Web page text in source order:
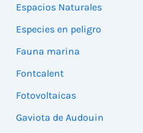
Espacios Naturales
Especies en peligro
Fauna marina
Fontcalent
Fotovoltaicas
Gaviota de Audouin